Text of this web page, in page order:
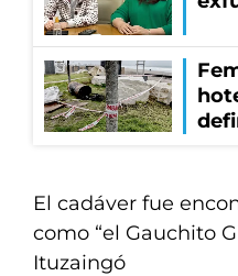
El cadáver fue
como “el Gauchito
Ituzaingó